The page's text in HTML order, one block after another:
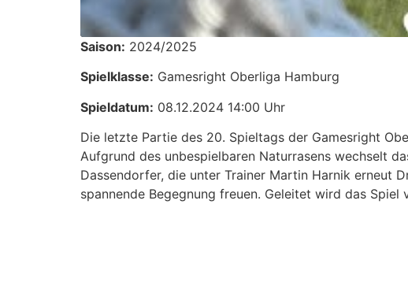
Saison: 2024/2025
Spielklasse: Gamesright Oberliga Hamburg
Spieldatum: 08.12.2024 14:00 Uhr
Die letzte Partie des 20. Spieltags der Gamesright
Aufgrund des unbespielbaren Naturrasens wechselt
Dassendorfer, die unter Trainer Martin Harnik erneut
spannende Begegnung freuen. Geleitet wird das Spiel